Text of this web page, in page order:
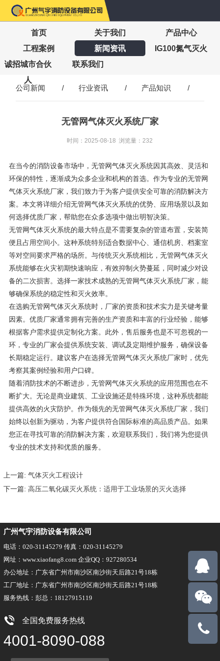
首页 关于我们
产品中心
工程案例
新闻资讯
IG100氮气灭火
诚招城市合伙
人
联系我们
公司新闻 / 行业资讯 / 产品知识 /
无管网气体灭火系统厂家
时间：2025-08-18 浏览量：232
在当今的消防设备市场中，无管网气体灭火系统因其高效、灵活和
环保的特性，逐渐成为众多企业和机构的首选。作为专业的无管网
气体灭火系统厂家，我们致力于为客户提供安全可靠的消防解决方
案。本文将详细介绍无管网气体灭火系统的优势、应用场景以及如
何选择优质厂家，帮助您在众多选项中做出明智决策。
无管网气体灭火系统的最大特点是不需要复杂的管道布置，安装简
便且占用空间小。这种系统特别适合数据中心、通信机房、档案室
等对空间要求严格的场所。与传统灭火系统相比，无管网气体灭火
系统能够在火灾初期快速响应，有效抑制火势蔓延，同时减少对设
备的二次损害。选择一家技术成熟的无管网气体灭火系统厂家，能
够确保系统的稳定性和灭火效率。
在选购无管网气体灭火系统时，厂家的资质和技术实力是关键考量
因素。优质厂家通常拥有完善的生产资质和丰富的行业经验，能够
根据客户需求提供定制化方案。此外，售后服务也是不可忽视的一
环，专业的厂家会提供系统安装、调试及定期维护服务，确保设备
长期稳定运行。建议客户在选择无管网气体灭火系统厂家时，优先
考察其案例经验和用户口碑。
随着消防技术的不断进步，无管网气体灭火系统的应用范围也在不
断扩大。无论是商业建筑、工业设施还是特殊环境，这种系统都能
提供高效的火灾防护。作为领先的无管网气体灭火系统厂家，我们
始终以创新为驱动，为客户提供符合国际标准的高品质产品。如果
您正在寻找可靠的消防解决方案，欢迎联系我们，我们将为您提供
专业的技术支持和优质的服务。
上一篇: 气体灭火工程设计
下一篇: 高压二氧化碳灭火系统：适用于工业场景的灭火选择
广州气宇消防设备有限公司
电话：020-31145279 传真：020-31145279
网址：www.xiaofang8.com 企业QQ：927280534
办公地址：广东省广州市南沙区南沙街天后路21号18栋
工厂地址：广东省广州市南沙区南沙街天后路21号18栋
服务热线：彭总：18127915119
全国免费服务热线
4001-8090-088